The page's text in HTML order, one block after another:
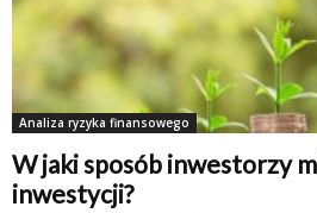
Analiza ryzyka finansowego
W jaki sposób inwestorzy
inwestycji?